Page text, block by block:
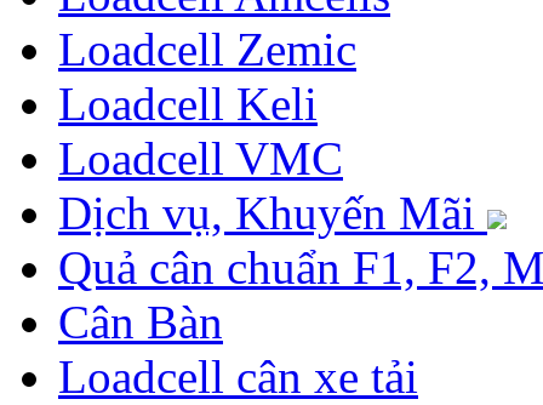
Loadcell Zemic
Loadcell Keli
Loadcell VMC
Dịch vụ, Khuyến Mãi
Quả cân chuẩn F1, F2,
Cân Bàn
Loadcell cân xe tải